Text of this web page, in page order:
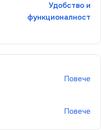
Удобство и
функционалност
Повече
Повече